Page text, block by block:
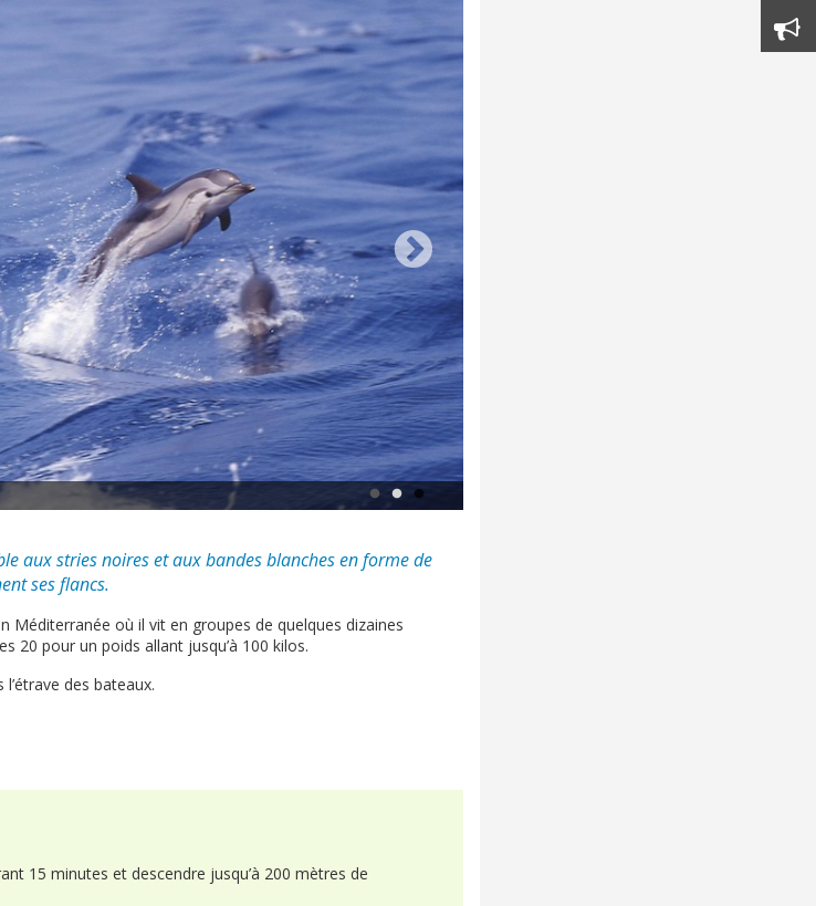
aux stries noires et aux bandes blanches en forme de
ses flancs.
Méditerranée où il vit en groupes de quelques dizaines
20 pour un poids allant jusqu’à 100 kilos.
des bateaux.
15 minutes et descendre jusqu’à 200 mètres de